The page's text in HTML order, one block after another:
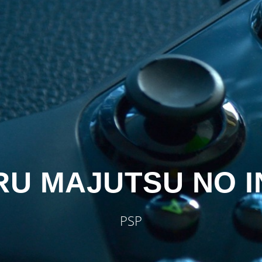
MAJUTSU NO
PSP